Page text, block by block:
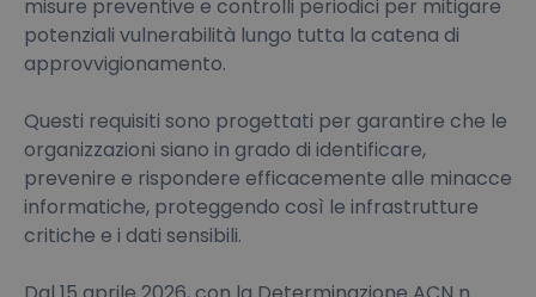
misure preventive e controlli periodici per mitigare
potenziali vulnerabilità lungo tutta la catena di
approvvigionamento.
Questi requisiti sono progettati per garantire che le
organizzazioni siano in grado di identificare,
prevenire e rispondere efficacemente alle minacce
informatiche, proteggendo così le infrastrutture
critiche e i dati sensibili.